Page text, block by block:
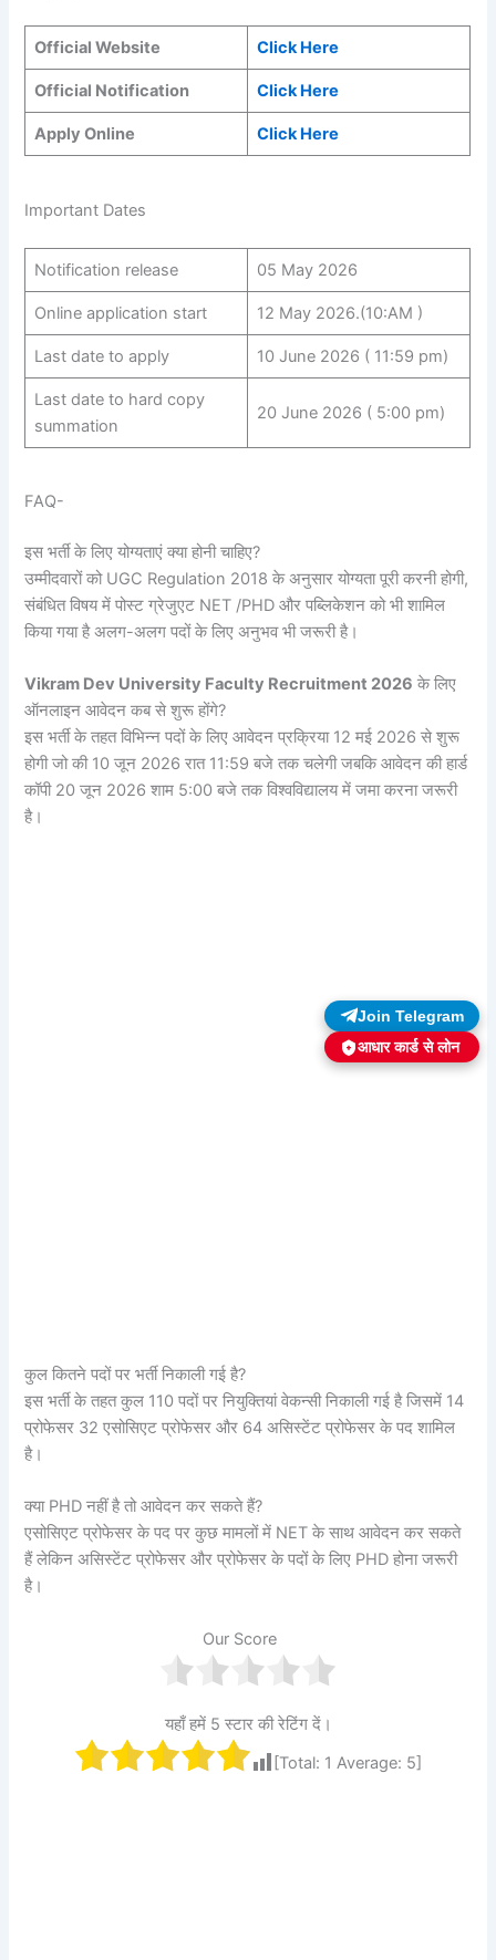
Official Website Click Here
Official Notification Click Here
Apply Online Click Here
Important Dates
Notification release 05 May 2026
Online application start 12 May 2026.(10:AM )
Last date to apply 10 June 2026 ( 11:59 pm)
Last date to hard copy
summation
20 June 2026 ( 5:00 pm)
FAQ-
इस भर्ती के लिए योग्यताएं क्या होनी चाहिए?
उम्मीदवारों को UGC Regulation 2018 के अनुसार योग्यता पूरी करनी होगी,
संबंधित विषय में पोस्ट ग्रेजुएट NET /PHD और पब्लिकेशन को भी शामिल
किया गया है अलग-अलग पदों के लिए अनुभव भी जरूरी है।
Vikram Dev University Faculty Recruitment 2026 के लिए
ऑनलाइन आवेदन कब से शुरू होंगे?
इस भर्ती के तहत विभिन्न पदों के लिए आवेदन प्रक्रिया 12 मई 2026 से शुरू
होगी जो की 10 जून 2026 रात 11:59 बजे तक चलेगी जबकि आवेदन की हार्ड
कॉपी 20 जून 2026 शाम 5:00 बजे तक विश्वविद्यालय में जमा करना जरूरी
है।
कुल कितने पदों पर भर्ती निकाली गई है?
इस भर्ती के तहत कुल 110 पदों पर नियुक्तियां वेकन्सी निकाली गई है जिसमें 14
प्रोफेसर 32 एसोसिएट प्रोफेसर और 64 असिस्टेंट प्रोफेसर के पद शामिल
है।
क्या PHD नहीं है तो आवेदन कर सकते हैं?
एसोसिएट प्रोफेसर के पद पर कुछ मामलों में NET के साथ आवेदन कर सकते
हैं लेकिन असिस्टेंट प्रोफेसर और प्रोफेसर के पदों के लिए PHD होना जरूरी
है।
Our Score
यहाँ हमें 5 स्टार की रेटिंग दें।
[Total: 1 Average: 5
Join Telegram
आधार कार्ड से लोन